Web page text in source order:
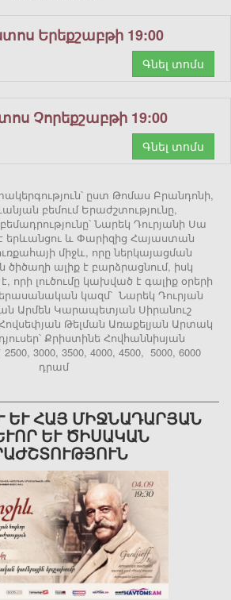
Երեքշաբթի 19:00
Գնել տոմս
Չորեքշաբթի 19:00
Գնել տոմս
ըստ Թոմաս Բրանդոնի,
բեմում Երաժշտությունը,
Նարեկ Դուրյանի Սա
է երևանցու և Փարիզից Հայաստան
միջև, որը ներկայացման
ալիք է բարձրացնում, իսկ
որի լուծումը կախված է գալիք օրերի
կազմ՝ Նարեկ Դուրյան
Արմեն Կարապետյան Սիրանուշ
Թելման Առաքելյան Արտակ
Քրիստինե Հովհաննիսյան
3000, 3500, 4000, 4500, 5000, 6000
դրամ
ՀԱՅ ՄԻՋՆԱԴԱՐՅԱՆ ՀՈ
ԵՒ ԾԻՍԱԿԱՆ ԵՐԱԺ